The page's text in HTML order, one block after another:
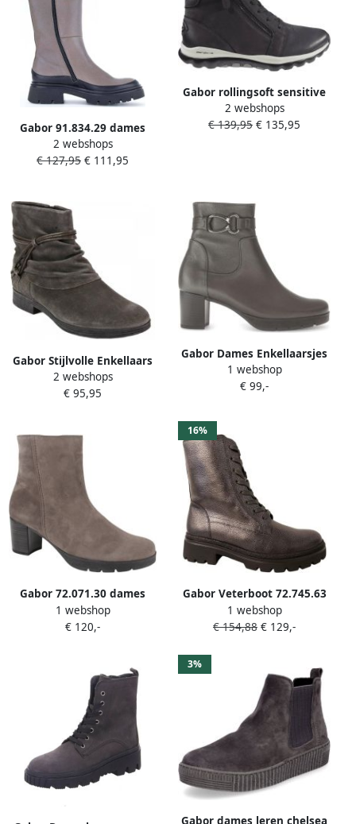
Gabor 91.834.29 dames
laars grijs
2 webshops
€ 127,95 € 111,95
Gabor rollingsoft sensitive
76.868.39 dames rollende
wandelsneaker grijs
2 webshops
€ 139,95 € 135,95
Gabor Stijlvolle Enkellaars
voor Vrouwen Grijs Gray
Dames
2 webshops
€ 95,95
Gabor Dames Enkellaarsjes
1 webshop
€ 99,-
Gabor 72.071.30 dames
enkellaarzen gekleed (4)
beige
1 webshop
€ 120,-
16%
Gabor Veterboot 72.745.63
Antraciet Metallic Warm
Gevoerd
1 webshop
€ 154,88 € 129,-
3%
Gabor dames leren chelsea